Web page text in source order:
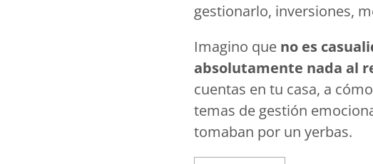
gestionarlo, inversiones,
Imagino que no es
absolutamente nada al
cuentas en tu casa, a
temas de gestión
tomaban por un yerbas.